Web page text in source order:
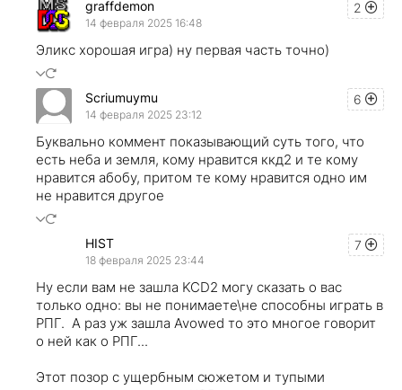
2
graffdemon
14 февраля 2025 16:48
Эликс хорошая игра) ну первая часть точно)
6
Scriumuymu
14 февраля 2025 23:12
Буквально коммент показывающий суть того, что
есть неба и земля, кому нравится ккд2 и те кому
нравится абобу, притом те кому нравится одно им
не нравится другое
7
HIST
18 февраля 2025 23:44
Ну если вам не зашла KCD2 могу сказать о вас
только одно: вы не понимаете\не способны играть в
РПГ. А раз уж зашла Avowed то это многое говорит
о ней как о РПГ...
Этот позор с ущербным сюжетом и тупыми